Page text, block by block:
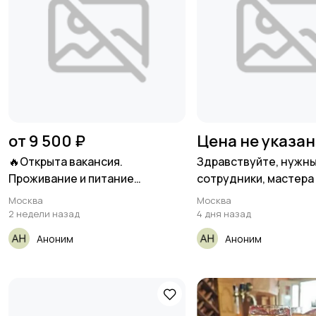
от 9 500 ₽
🔥Открыта вакансия.
Проживание и питание
бесплатно.
Москва
2 недели назад
Аноним
Цена не
Здравствуйте, нужны
сотрудники,
отделки
Москва
4 дня назад
Аноним